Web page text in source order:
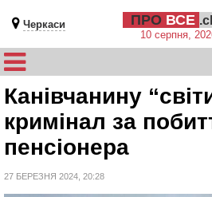
Черкаси ПРО ВСЕ
10 серпня,
Канівчанину
кримінал за
пенсіонера
27 БЕРЕЗНЯ 2024, 20:28